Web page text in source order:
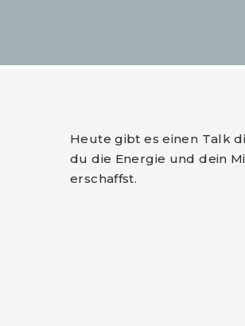
Heute gibt es einen Talk
du die Energie und dein
erschaffst.